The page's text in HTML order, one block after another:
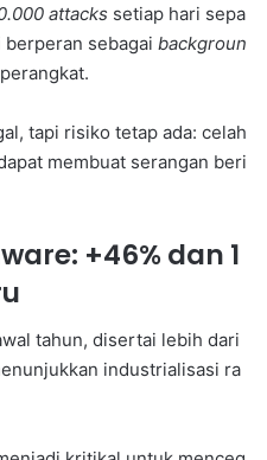
attacks setiap hari sepa
sebagai backgroun
tapi risiko tetap ada: celah
membuat serangan beri
+46% dan 1
tahun, disertai lebih dari
industrialisasi ra